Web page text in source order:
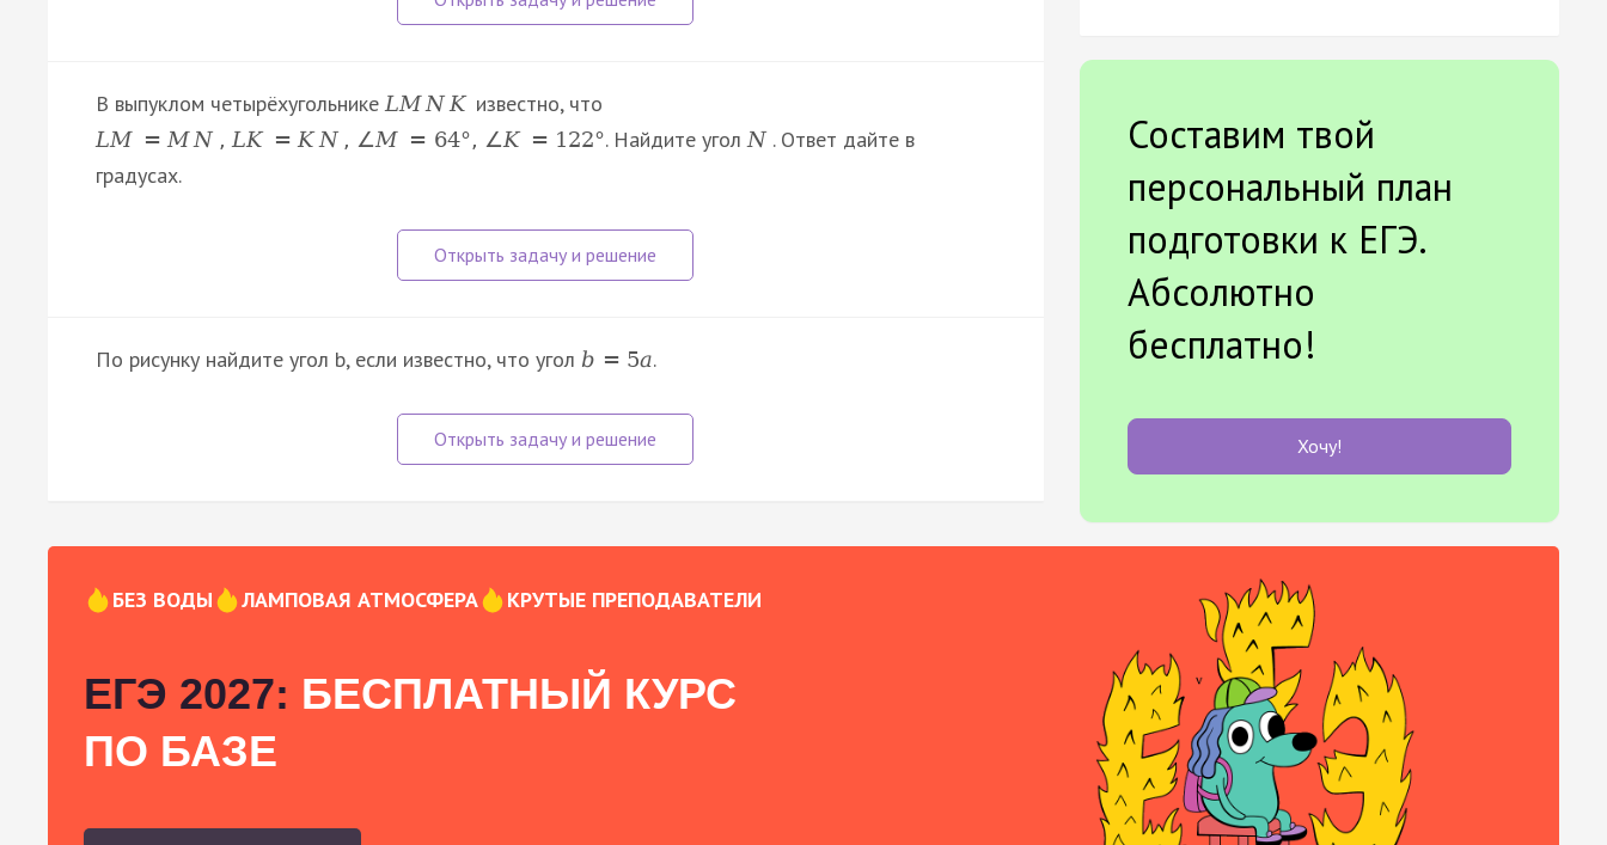
В выпуклом четырёхугольникеLM N K известно, что
LM = M N , LK = K N , ∠M = 64°, ∠K = 122°. Найдите уголN . Ответ дайте в
градусах.
По рисунку найдите угол b, если известно, что угол b = 5a.
Составим твой
персональный план
подготовки к ЕГЭ.
Абсолютно
бесплатно!
Хочу!
БЕЗ ВОДЫ ЛАМПОВАЯ АТМОСФЕРА КРУТЫЕ ПРЕПОДАВАТЕЛИ
ЕГЭ 2027: БЕСПЛАТНЫЙ КУРС
ПО БАЗЕ